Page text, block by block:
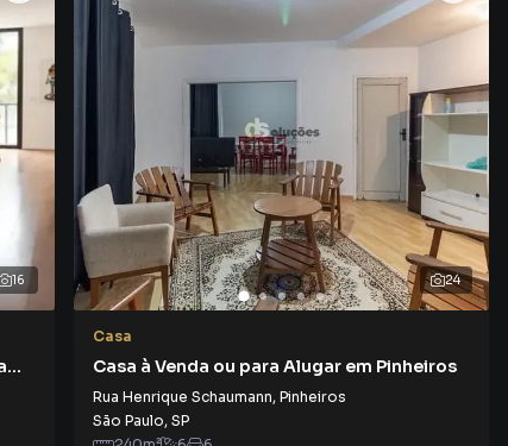
16 24
Casa
Casa à Venda ou para Alugar em Pinheiros
Rua Henrique Schaumann, Pinheiros
São Paulo, SP